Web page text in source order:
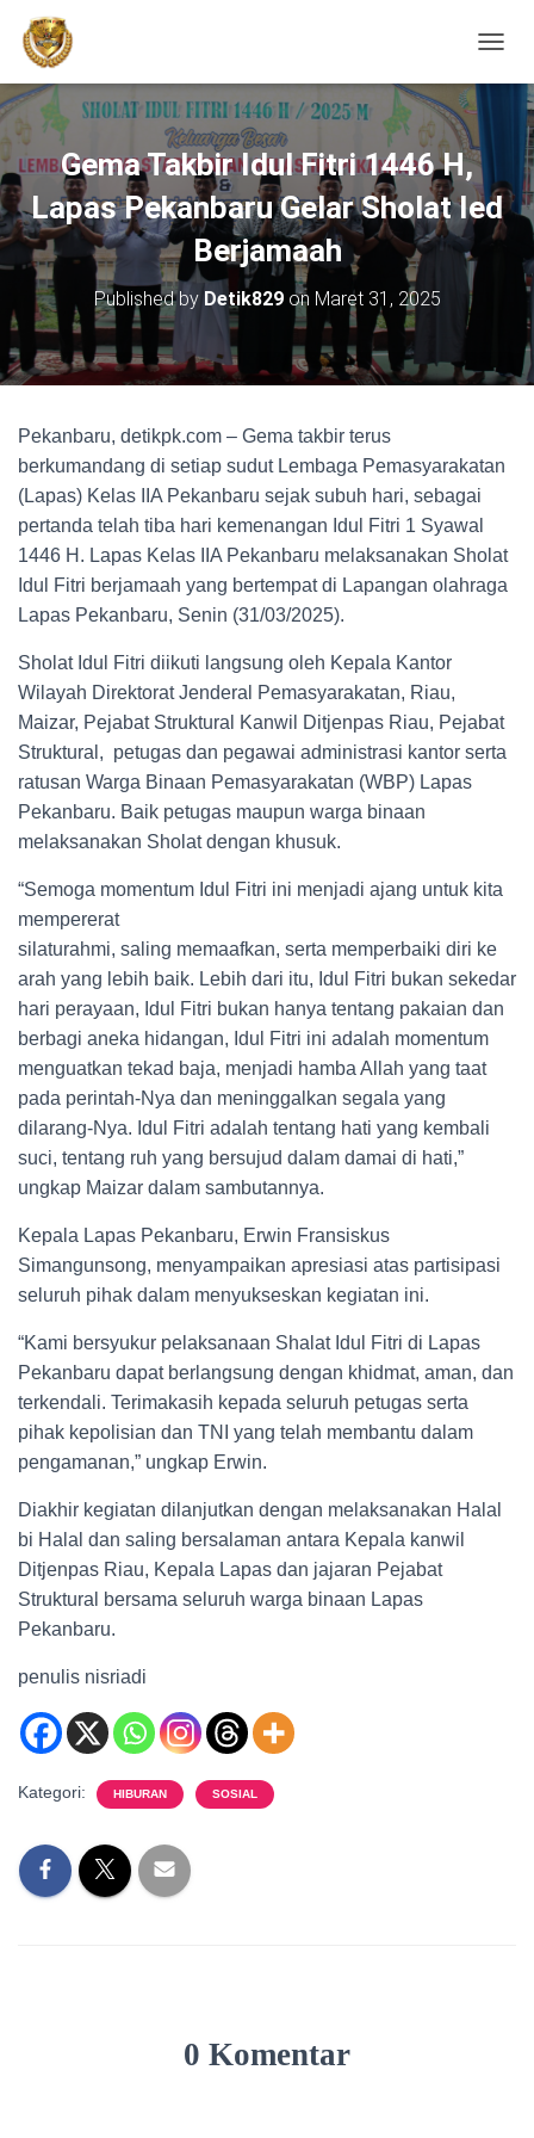
Gema Takbir Idul Fitri 1446 H,
Lapas Pekanbaru Gelar Sholat Ied
Berjamaah
Published byDetik829on Maret 31, 2025
Pekanbaru, detikpk.com – Gema takbir terus
berkumandang di setiap sudut Lembaga Pemasyarakatan
(Lapas) Kelas IIA Pekanbaru sejak subuh hari, sebagai
pertanda telah tiba hari kemenangan Idul Fitri 1 Syawal
1446 H. Lapas Kelas IIA Pekanbaru melaksanakan Sholat
Idul Fitri berjamaah yang bertempat di Lapangan olahraga
Lapas Pekanbaru, Senin (31/03/2025).
Sholat Idul Fitri diikuti langsung oleh Kepala Kantor
Wilayah Direktorat Jenderal Pemasyarakatan, Riau,
Maizar, Pejabat Struktural Kanwil Ditjenpas Riau, Pejabat
Struktural, petugas dan pegawai administrasi kantor serta
ratusan Warga Binaan Pemasyarakatan (WBP) Lapas
Pekanbaru. Baik petugas maupun warga binaan
melaksanakan Sholat dengan khusuk.
“Semoga momentum Idul Fitri ini menjadi ajang untuk kita
mempererat
silaturahmi, saling memaafkan, serta memperbaiki diri ke
arah yang lebih baik. Lebih dari itu, Idul Fitri bukan sekedar
hari perayaan, Idul Fitri bukan hanya tentang pakaian dan
berbagi aneka hidangan, Idul Fitri ini adalah momentum
menguatkan tekad baja, menjadi hamba Allah yang taat
pada perintah-Nya dan meninggalkan segala yang
dilarang-Nya. Idul Fitri adalah tentang hati yang kembali
suci, tentang ruh yang bersujud dalam damai di hati,”
ungkap Maizar dalam sambutannya.
Kepala Lapas Pekanbaru, Erwin Fransiskus
Simangunsong, menyampaikan apresiasi atas partisipasi
seluruh pihak dalam menyukseskan kegiatan ini.
“Kami bersyukur pelaksanaan Shalat Idul Fitri di Lapas
Pekanbaru dapat berlangsung dengan khidmat, aman, dan
terkendali. Terimakasih kepada seluruh petugas serta
pihak kepolisian dan TNI yang telah membantu dalam
pengamanan,” ungkap Erwin.
Diakhir kegiatan dilanjutkan dengan melaksanakan Halal
bi Halal dan saling bersalaman antara Kepala kanwil
Ditjenpas Riau, Kepala Lapas dan jajaran Pejabat
Struktural bersama seluruh warga binaan Lapas
Pekanbaru.
penulis nisriadi
Kategori: HIBURAN SOSIAL
0 Komentar